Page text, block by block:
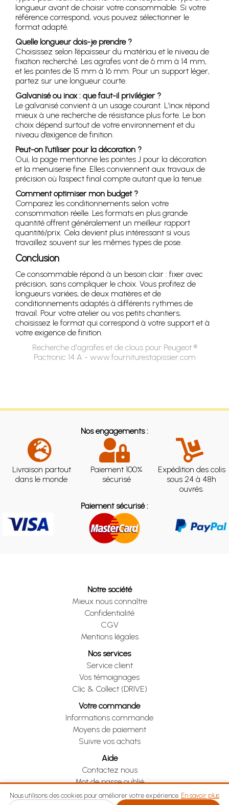
longueur avant de choisir votre consommable. Si votre
référence correspond, vous pouvez sélectionner le
format adapté.
Quelle longueur dois-je prendre ?
Choisissez selon l’épaisseur du matériau et le niveau de
fixation recherché. Les agrafes vont de 6 mm à 14 mm,
et les pointes de 15 mm à 16 mm. Pour un support léger,
partez sur une longueur courte.
Galvanisé ou inox : que faut-il privilégier ?
Le galvanisé convient à un usage courant. L’inox répond
mieux à une recherche de résistance plus forte. Le bon
choix dépend surtout de votre environnement et du
niveau d’exigence de finition.
Peut-on l’utiliser pour la décoration ?
Oui, la page mentionne les pointes J pour la décoration
et la menuiserie fine. Elles conviennent aux travaux de
précision où l’aspect final compte autant que la tenue.
Comment optimiser mon budget ?
Comparez les conditionnements selon votre
consommation réelle. Les formats en plus grande
quantité offrent généralement un meilleur rapport
quantité/prix. Cela devient plus intéressant si vous
travaillez souvent sur les mêmes types de pose.
Conclusion
Ce consommable répond à un besoin clair : fixer avec
précision, sans compliquer le choix. Vous profitez de
longueurs variées, de deux matières et de
conditionnements adaptés à différents rythmes de
travail. Pour votre atelier ou vos petits chantiers,
choisissez le format qui correspond à votre support et à
votre exigence de finition.
Recherche d'agrafes et de clous pour Peugeot ®
Pactronic 14 A - www.fourniturestapissier.com
Nos engagements :
Livraison partout
dans le monde
Paiement 100%
sécurisé
Expédition des colis
sous 24 à 48h
ouvrés.
Paiement sécurisé :
Notre société
Mieux nous connaître
Confidentialité
CGV
Mentions légales
Nos services
Service client
Vos témoignages
Clic & Collect (DRIVE)
Votre commande
Informations commande
Moyens de paiement
Suivre vos achats
Aide
Contactez nous
Mot de passe oublié
Je me rétracte
Nous utilisons des cookies pour améliorer votre expérience. En savoir plus